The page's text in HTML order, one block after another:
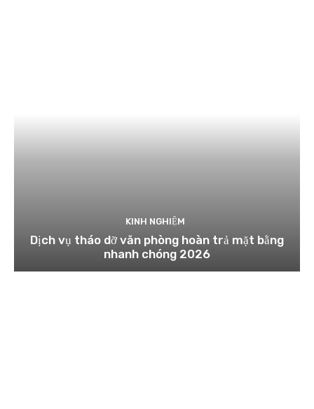
KINH NGHIỆM
Dịch vụ tháo dỡ văn phòng hoàn trả mặt bằng
nhanh chóng 2026